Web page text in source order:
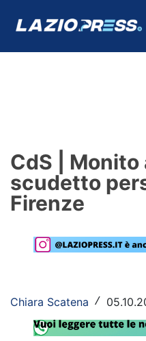
Formello
Infortuni
Primavera
Lazio Women
Rassegna Lazio
CdS | Monito
scudetto
Firenze
Chiara Scatena /